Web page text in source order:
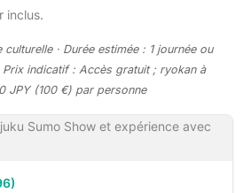
inclus.
culturelle · Durée estimée : 1 journée ou
Prix indicatif : Accès gratuit ; ryokan à
JPY (100 €) par personne